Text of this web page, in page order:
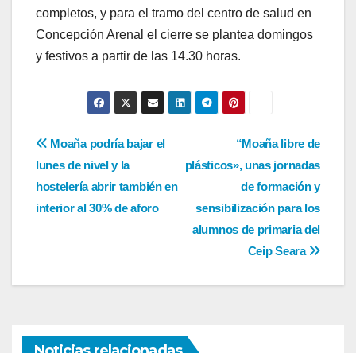
completos, y para el tramo del centro de salud en
Concepción Arenal el cierre se plantea domingos
y festivos a partir de las 14.30 horas.
Navegación
de
entradas
“Moaña libre de
plásticos», unas jornadas
de formación y
sensibilización para los
alumnos de primaria del
Ceip Seara
Moaña podría bajar el
lunes de nivel y la
hostelería abrir también en
interior al 30% de aforo